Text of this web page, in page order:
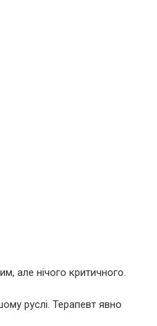
але нічого критичного.
руслі. Терапевт явно